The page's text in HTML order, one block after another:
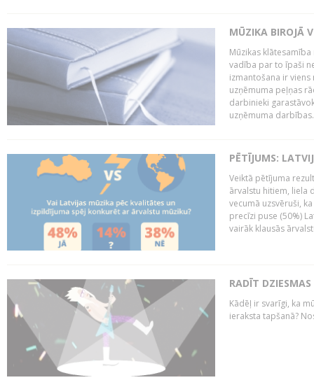
MŪZIKA BIROJĀ
Mūzikas
vadība par to īpaši
izmantošana ir
uzņēmuma peļņas
darbinieki
uzņēmuma
PĒTĪJUMS:
Veiktā pētījuma
ārvalstu hitiem, liela
vecumā uzsvēruši,
precīzi puse (50%)
vairāk klausās
RADĪT
Kādēļ ir svarīgi, ka
ieraksta tapšanā?